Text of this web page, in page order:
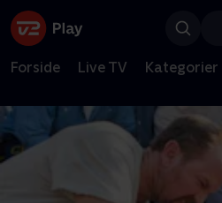
Forside Live TV Kategorier